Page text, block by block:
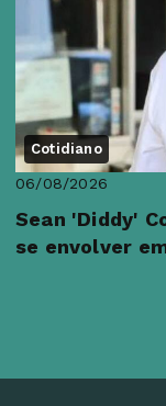
Cotidiano
06/08/2026
Sean 'Diddy'
se envolver